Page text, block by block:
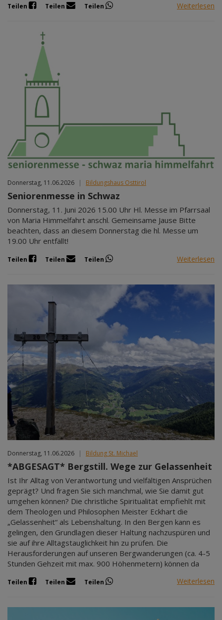
Teilen Teilen Teilen Weiterlesen
Donnerstag, 11.06.2026 | Bildungshaus Osttirol
Seniorenmesse in Schwaz
Donnerstag, 11. Juni 2026 15.00 Uhr Hl. Messe im Pfarrsaal
von Maria Himmelfahrt anschl. Gemeinsame Jause Bitte
beachten, dass an diesem Donnerstag die hl. Messe um
19.00 Uhr entfällt!
Teilen Teilen Teilen Weiterlesen
Donnerstag, 11.06.2026 | Bildung St. Michael
*ABGESAGT* Bergstill. Wege zur Gelassenheit
Ist Ihr Alltag von Verantwortung und vielfältigen Ansprüchen
geprägt? Und fragen Sie sich manchmal, wie Sie damit gut
umgehen können? Die christliche Spiritualität empfiehlt mit
dem Theologen und Philosophen Meister Eckhart die
„Gelassenheit“ als Lebenshaltung. In den Bergen kann es
gelingen, den Grundlagen dieser Haltung nachzuspüren und
sie auf ihre Alltagstauglichkeit hin zu prüfen. Die
Herausforderungen auf unseren Bergwanderungen (ca. 4-5
Stunden Gehzeit mit max. 900 Höhenmetern) können da
Teilen Teilen Teilen Weiterlesen